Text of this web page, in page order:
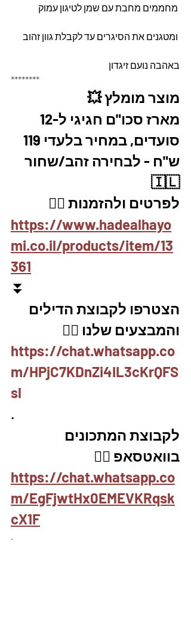
מחממים מחבת עם שמן לטיגון עמוק
ומטגנים את הסיגרים עד לקבלת גוון זהוב
באהבה נועם זיגדון
********
מוצר מומלץ 💥
ש"ח - לבחירה זהב/שחור
🇮🇱
לפרטים ולהזמנות 👇🏼
https://www.hadealhayo
mi.co.il/products/item/13
361
⏬
הצטרפו לקבוצת הדילים
והמבצעים שלנו 👇🏽
https://chat.whatsapp.co
m/HPjC7KDnZi4IL3cKrQFS
sl
.
לקבוצת המתכונים
בוואטסאפ 👇🏽
https://chat.whatsapp.co
m/EgFjwtHx0EMEVKRqsk
cX1F
.